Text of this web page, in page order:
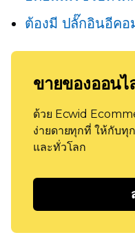
ต้องมี ปลั๊กอินอีคอ
ขายของออนไ
ด้วย Ecwid
ง่ายดายทุกที่ ให้กับทุ
และทั่วโลก